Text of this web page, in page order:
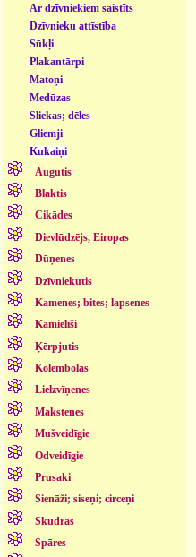
Ar dzīvniekiem saistīts
Dzīvnieku attīstība
Sūkļi
Plakantārpi
Matoņi
Medūzas
Sliekas; dēles
Gliemji
Kukaiņi
Augutis
Blaktis
Cikādes
Dievlūdzējs, Eiropas
Dūņenes
Dzīvniekutis
Kamenes; bites; lapsenes
Kamielīši
Ķērpjutis
Kolembolas
Lielzvīņenes
Makstenes
Mušveidīgie
Odveidīgie
Prusaki
Sienāži; siseņi; circeņi
Skudras
Spāres